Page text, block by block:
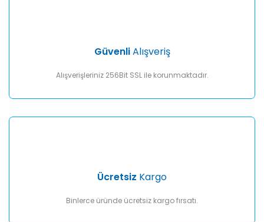
GüvenliAlışveriş
Alışverişleriniz 256Bit SSL ile korunmaktadır.
Ücretsiz Kargo
Binlerce üründe ücretsiz kargo fırsatı.